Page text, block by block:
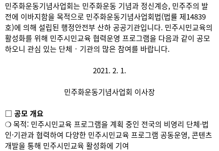
민주화운동기념사업회는 민주화운동 기념과 정신계승, 민주주의 발
전에 이바지함을 목적으로 민주화운동기념사업회법(법률 제14839
호)에 의해 설립된 행정안전부 산하 공공기관입니다. 민주시민교육의
활성화를 위해 민주시민교육 협력운영 프로그램을 다음과 같이 공모
하오니 관심 있는 단체‧기관의 많은 참여를 바랍니다.
2021. 2. 1.
민주화운동기념사업회 이사장
□ 공모 개요
❍ 목적: 민주시민교육 프로그램을 계획 중인 전국의 비영리 단체·법
인·기관과 협력하여 다양한 민주시민교육 프로그램 공동운영, 콘텐츠
개발을 통해 민주시민교육 활성화에 기여